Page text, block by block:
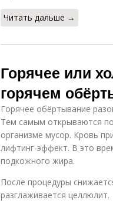
Читать дальше →
Горячее или
горячем
Горячее обёртывание
Тем самым открываются
организме мусор. Кровь
лифтинг-эффект. В это
подкожного жира.
После процедуры
разглаживается целлюлит.